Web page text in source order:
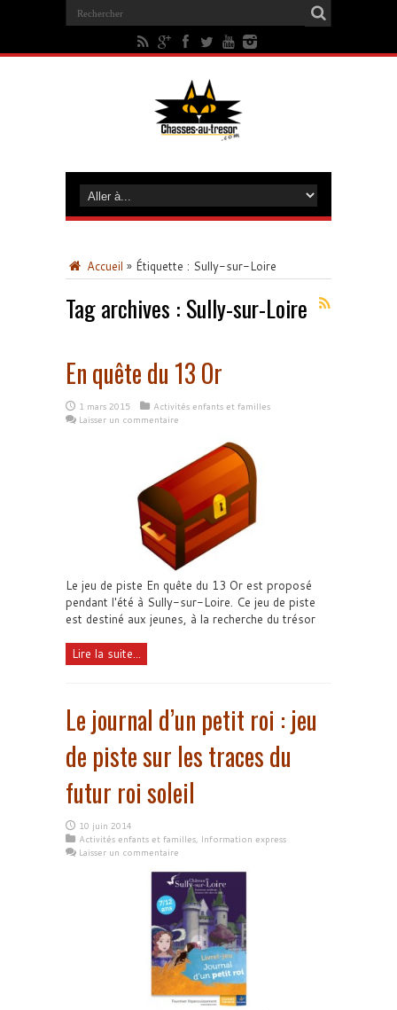
Accueil » Étiquette : Sully-sur-Loire
Tag archives : Sully-sur-Loire
En quête du 13 Or
1 mars 2015
Activités enfants et familles
Laisser un commentaire
Le jeu de piste En quête du 13 Or est proposé
pendant l'été à Sully-sur-Loire. Ce jeu de piste
est destiné aux jeunes, à la recherche du trésor
Lire la suite...
Le journal d’un petit roi : jeu
de piste sur les traces du
futur roi soleil
10 juin 2014
Activités enfants et familles, Information express
Laisser un commentaire